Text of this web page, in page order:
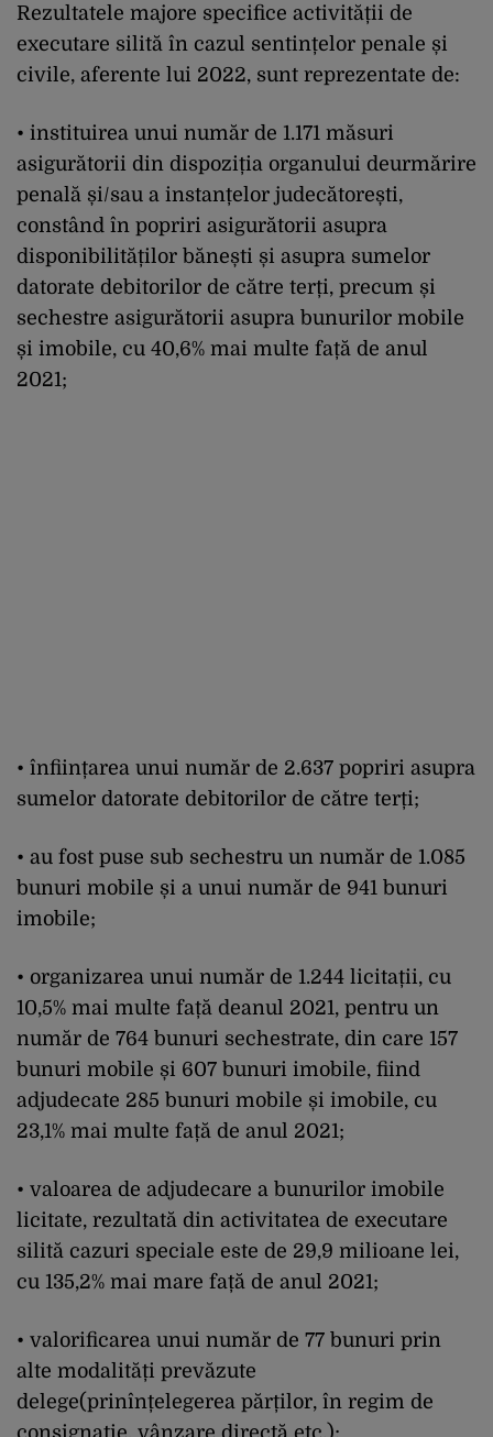
Rezultatele majore specifice activității de
executare silită în cazul sentințelor penale și
civile, aferente lui 2022, sunt reprezentate de:
• instituirea unui număr de 1.171 măsuri
asigurătorii din dispoziția organului deurmărire
penală și/sau a instanțelor judecătorești,
constând în popriri asigurătorii asupra
disponibilităților bănești și asupra sumelor
datorate debitorilor de către terți, precum și
sechestre asigurătorii asupra bunurilor mobile
și imobile, cu 40,6% mai multe față de anul
2021;
• înființarea unui număr de 2.637 popriri asupra
sumelor datorate debitorilor de către terți;
• au fost puse sub sechestru un număr de 1.085
bunuri mobile și a unui număr de 941 bunuri
imobile;
• organizarea unui număr de 1.244 licitații, cu
10,5% mai multe față deanul 2021, pentru un
număr de 764 bunuri sechestrate, din care 157
bunuri mobile și 607 bunuri imobile, fiind
adjudecate 285 bunuri mobile și imobile, cu
23,1% mai multe față de anul 2021;
• valoarea de adjudecare a bunurilor imobile
licitate, rezultată din activitatea de executare
silită cazuri speciale este de 29,9 milioane lei,
cu 135,2% mai mare față de anul 2021;
• valorificarea unui număr de 77 bunuri prin
alte modalități prevăzute
delege(prinînțelegerea părților, în regim de
consignație, vânzare directă etc.);